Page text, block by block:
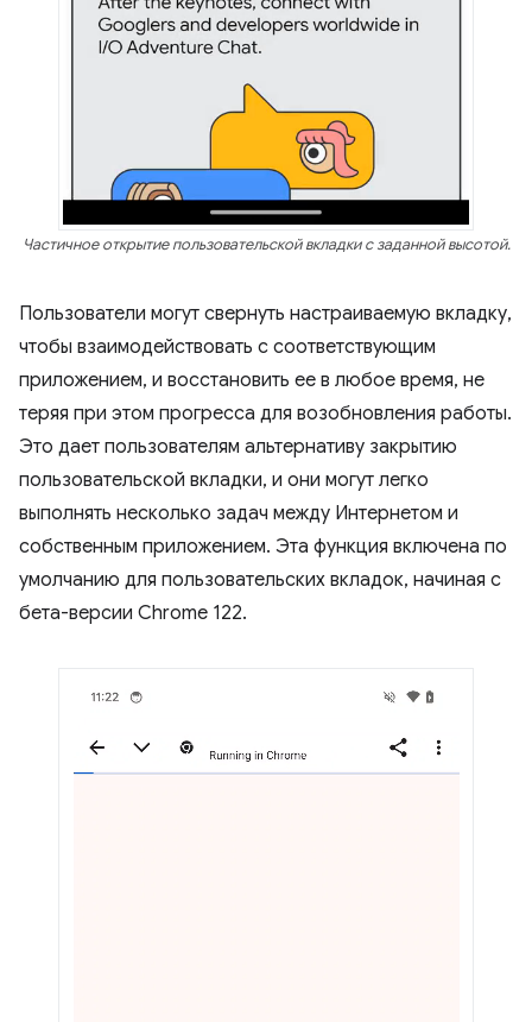
Частичное открытие пользовательской вкладки с заданной высотой.
Пользователи могут свернуть настраиваемую вкладку,
чтобы взаимодействовать с соответствующим
приложением, и восстановить ее в любое время, не
теряя при этом прогресса для возобновления работы.
Это дает пользователям альтернативу закрытию
пользовательской вкладки, и они могут легко
выполнять несколько задач между Интернетом и
собственным приложением. Эта функция включена по
умолчанию для пользовательских вкладок, начиная с
бета-версии Chrome 122.